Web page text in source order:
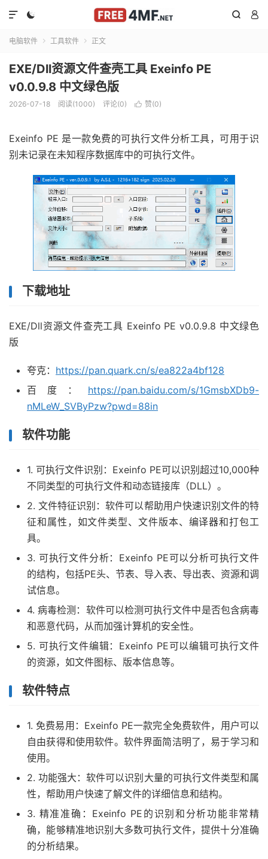
  

电脑软件  工具软件  正文
EXE/Dll资源文件查壳工具 Exeinfo PE
v0.0.9.8 中文绿色版
2026-07-18 阅读(1000) 评论(0)  赞(0)
Exeinfo PE 是一款免费的可执行文件分析工具，可用于识
别未记录在未知程序数据库中的可执行文件。
下载地址
EXE/Dll资源文件查壳工具 Exeinfo PE v0.0.9.8 中文绿色
版
夸克： https://pan.quark.cn/s/ea822a4bf128
百度： https://pan.baidu.com/s/1GmsbXDb9-
nMLeW_SVByPzw?pwd=88in
软件功能
1. 可执行文件识别：Exeinfo PE可以识别超过10,000种
不同类型的可执行文件和动态链接库（DLL）。
2. 文件特征识别：软件可以帮助用户快速识别文件的特
征和属性，如文件类型、文件版本、编译器和打包工
具。
3. 可执行文件分析：Exeinfo PE可以分析可执行文件
的结构，包括PE头、节表、导入表、导出表、资源和调
试信息。
4. 病毒检测：软件可以检测可执行文件中是否包含病毒
和恶意代码，从而加强计算机的安全性。
5. 可执行文件编辑：Exeinfo PE可以编辑可执行文件
的资源，如文件图标、版本信息等。
软件特点
1. 免费易用：Exeinfo PE一款完全免费软件，用户可以
自由获得和使用软件。软件界面简洁明了，易于学习和
使用。
2. 功能强大：软件可以识别大量的可执行文件类型和属
性，帮助用户快速了解文件的详细信息和结构。
3. 精准准确：Exeinfo PE的识别和分析功能非常精
确，能够精准地识别大多数可执行文件，提供十分准确
的分析结果。